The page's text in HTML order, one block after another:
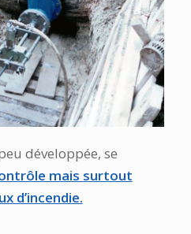
développée, se
mais surtout
d’incendie.